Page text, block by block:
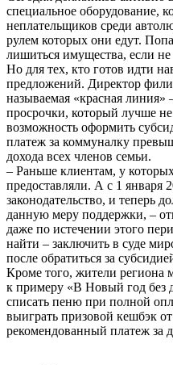
специальное оборудование,
неплательщиков среди
рулем которых они едут.
лишиться имущества, если не
Но для тех, кто готов идти
предложений. Директор
называемая «красная линия»
просрочки, который лучше не
возможность оформить
платеж за коммуналку
дохода всех членов семьи.
– Раньше клиентам, у
предоставляли. А с 1 января
законодательство, и теперь
данную меру поддержки, –
даже по истечении этого
найти – заключить в суде
после обратиться за
Кроме того, жители региона
к примеру «В Новый год без
списать пеню при полной
выиграть призовой кешбэк
рекомендованный платеж за